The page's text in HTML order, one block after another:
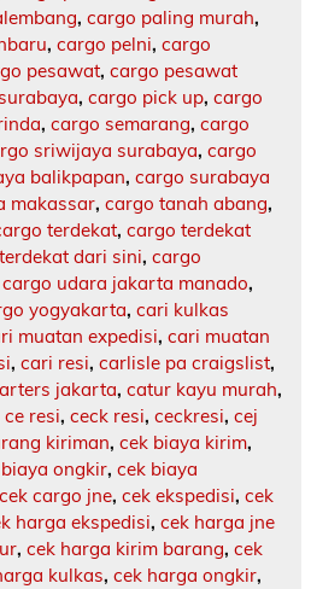
, cargo paling murah,
, cargo pelni, cargo
pesawat, cargo pesawat
, cargo pick up, cargo
, cargo semarang, cargo
sriwijaya surabaya, cargo
balikpapan, cargo surabaya
makassar, cargo tanah abang,
terdekat, cargo terdekat
dari sini, cargo
cargo udara jakarta manado,
yogyakarta, cari kulkas
muatan expedisi, cari muatan
, cari resi, carlisle pa craigslist,
jakarta, catur kayu murah,
ce resi, ceck resi, ceckresi, cej
kiriman, cek biaya kirim,
ongkir, cek biaya
cek cargo jne, cek ekspedisi, cek
harga ekspedisi, cek harga jne
, cek harga kirim barang, cek
kulkas, cek harga ongkir,